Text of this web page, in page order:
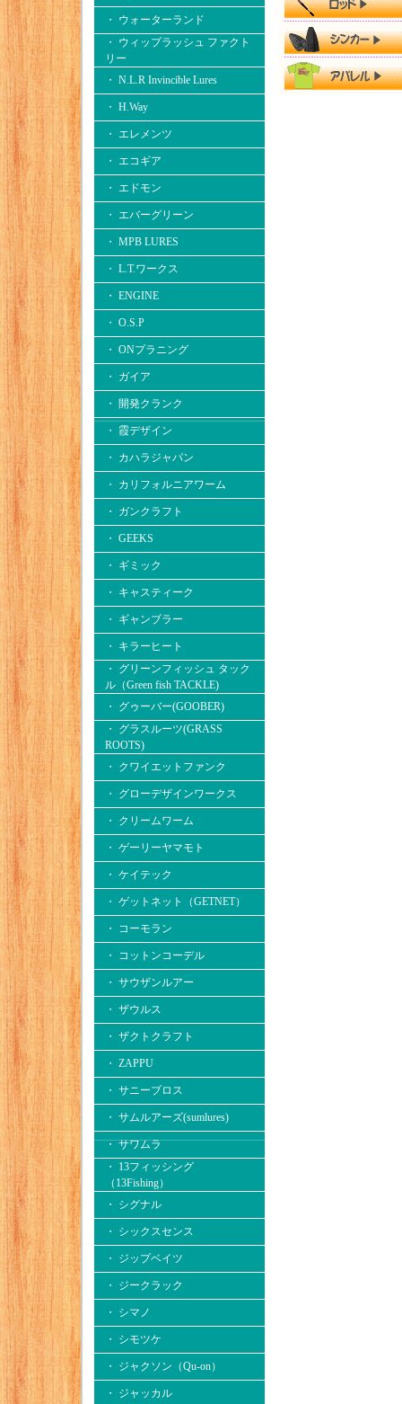
・ ウォーターランド
・ ウィップラッシュ ファクト
リー
・ N.L.R Invincible Lures
・ H.Way
・ エレメンツ
・ エコギア
・ エドモン
・ エバーグリーン
・ MPB LURES
・ L.T.ワークス
・ ENGINE
・ O.S.P
・ ONプラニング
・ ガイア
・ 開発クランク
・ 霞デザイン
・ カハラジャパン
・ カリフォルニアワーム
・ ガンクラフト
・ GEEKS
・ ギミック
・ キャスティーク
・ ギャンブラー
・ キラーヒート
・ グリーンフィッシュ タック
ル（Green fish TACKLE)
・ グゥーバー(GOOBER)
・ グラスルーツ(GRASS
ROOTS)
・ クワイエットファンク
・ グローデザインワークス
・ クリームワーム
・ ゲーリーヤマモト
・ ケイテック
・ ゲットネット（GETNET）
・ コーモラン
・ コットンコーデル
・ サウザンルアー
・ ザウルス
・ ザクトクラフト
・ ZAPPU
・ サニーブロス
・ サムルアーズ(sumlures)
・ サワムラ
・ 13フィッシング
（13Fishing）
・ シグナル
・ シックスセンス
・ ジップベイツ
・ ジークラック
・ シマノ
・ シモツケ
・ ジャクソン（Qu-on）
・ ジャッカル